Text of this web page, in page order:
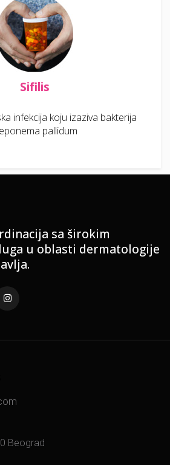
Sifilis
infekcija koju izaziva bakterija
pallidum
sa širokim
u oblasti dermatologije
Beograd